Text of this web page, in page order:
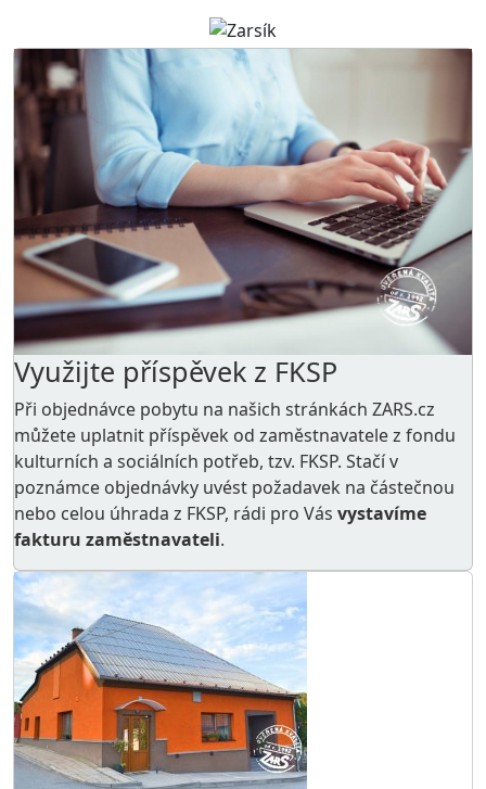
Využijte příspěvek z FKSP
Při objednávce pobytu na našich stránkách ZARS.cz
můžete uplatnit příspěvek od zaměstnavatele z fondu
kulturních a sociálních potřeb, tzv. FKSP. Stačí v
poznámce objednávky uvést požadavek na částečnou
nebo celou úhrada z FKSP, rádi pro Vás vystavíme
fakturu zaměstnavateli.